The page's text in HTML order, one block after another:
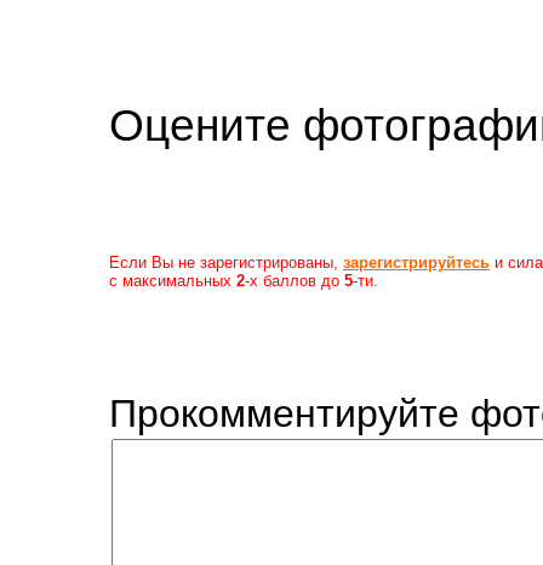
Оцените
Если Вы не зарегистрированы, зарегистрируйтесь и
с максимальных 2-х баллов до 5-ти.
Прокомментируйте